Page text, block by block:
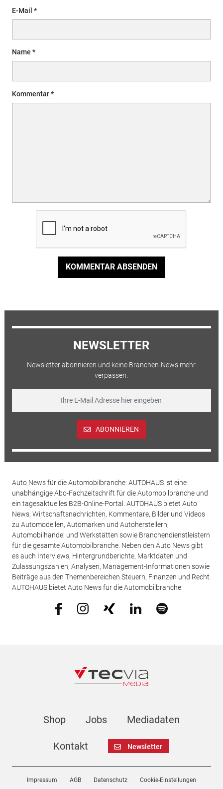
E-Mail
Name
Kommentar
KOMMENTAR ABSENDEN
NEWSLETTER
Newsletter abonnieren und keine Branchen-News mehr
verpassen.
ABONNIEREN
Auto News für die Automobilbranche: AUTOHAUS ist eine
unabhängige Abo-Fachzeitschrift für die Automobilbranche und
ein tagesaktuelles B2B-Online-Portal. AUTOHAUS bietet Auto
News, Wirtschaftsnachrichten, Kommentare, Bilder und Videos
zu Automodellen, Automarken und Autoherstellern,
Automobilhandel und Werkstätten sowie Branchendienstleistern
für die gesamte Automobilbranche. Neben den Auto News gibt
es auch Interviews, Hintergrundberichte, Marktdaten und
Zulassungszahlen, Analysen, Management-Informationen sowie
Beiträge aus den Themenbereichen Steuern, Finanzen und Recht.
AUTOHAUS bietet Auto News für die Automobilbranche.
Shop Jobs Mediadaten
Kontakt Newsletter
Impressum AGB Datenschutz Cookie-Einstellungen